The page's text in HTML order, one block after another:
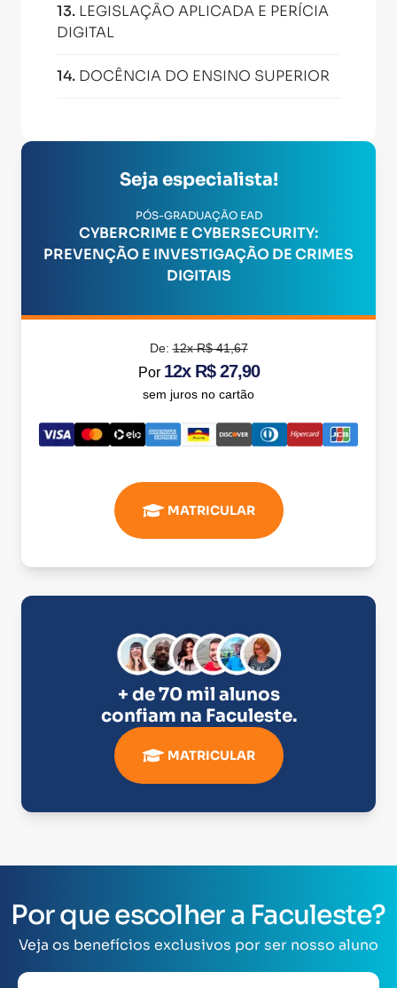
13. LEGISLAÇÃO APLICADA E PERÍCIA
DIGITAL
14. DOCÊNCIA DO ENSINO SUPERIOR
Seja especialista!
PÓS-GRADUAÇÃO EAD
CYBERCRIME E CYBERSECURITY:
PREVENÇÃO E INVESTIGAÇÃO DE CRIMES
DIGITAIS
De:12x R$ 41,67
Por 12x R$ 27,90
sem juros no cartão
MATRICULAR
+ de 70 mil alunos
confiam na Faculeste.
MATRICULAR
Por que escolher a Faculeste?
Veja os benefícios exclusivos por ser nosso aluno